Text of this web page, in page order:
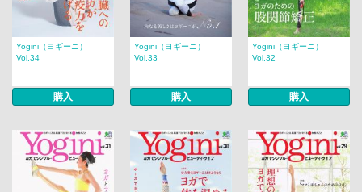
Yogini（ヨギーニ）
Vol.34
購入
Yogini（ヨギーニ）
Vol.33
購入
Yogini（ヨギーニ）
Vol.32
購入